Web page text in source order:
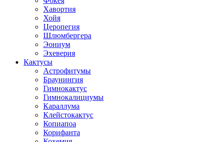
Хавортия
Хойя
Церопегия
Шлюмбергера
Эониум
Эхеверия
Кактусы
Астрофитумы
Браунингия
Гимнокактус
Гимнокалициумы
Караллума
Клейстокактус
Копиапоа
Корифанта